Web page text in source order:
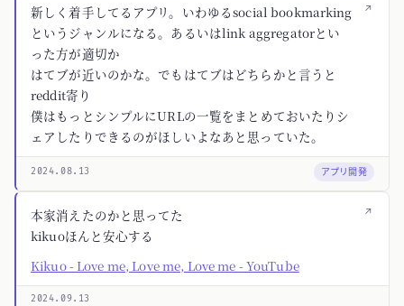
↗
新しく着手してるアプリ。いわゆるsocial bookmarking
というジャンルになる。あるいはlink aggregatorとい
った方が適切か
はてブが近いのかな。でもはてブはどちらかと言うと
reddit寄り
僕はもっとシンプルにURLの一覧をまとめておいたりシ
ェアしたりできるのがほしいよなあと思っていた。
2024.08.13 アプリ開発
↗
本家消えたのかと思ってた
kikuoほんと安心する
Kikuo - Love me, Love me, Love me - YouTube
2024.09.13